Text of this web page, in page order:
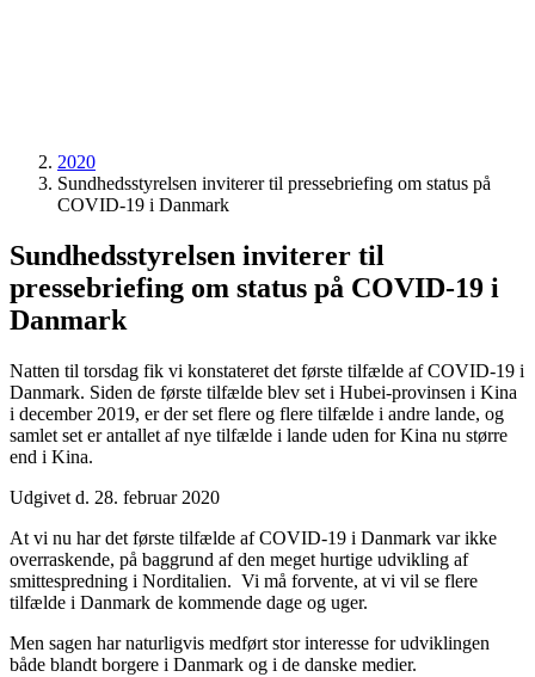
2020
Sundheds­styrelsen inviterer til pressebriefing om status på
COVID-19 i Danmark
Sundheds­styrelsen inviterer til
pressebriefing om status på COVID-19 i
Danmark
Natten til torsdag fik vi konstateret det første tilfælde af COVID-19 i
Danmark. Siden de første tilfælde blev set i Hubei-provinsen i Kina
i december 2019, er der set flere og flere tilfælde i andre lande, og
samlet set er antallet af nye tilfælde i lande uden for Kina nu større
end i Kina.
Udgivet d. 28. februar 2020
At vi nu har det første tilfælde af COVID-19 i Danmark var ikke
overraskende, på baggrund af den meget hurtige udvikling af
smittespredning i Norditalien. Vi må forvente, at vi vil se flere
tilfælde i Danmark de kommende dage og uger.
Men sagen har naturligvis medført stor interesse for udviklingen
både blandt borgere i Danmark og i de danske medier.